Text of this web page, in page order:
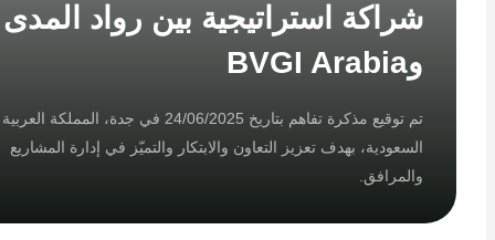
شراكة استراتيجية بين رواد المدى
تم توقيع مذكرة تفاهم بتاريخ 24/06/2025 في جدة، المملكة العربية
السعودية، بهدف تعزيز التعاون والابتكار والتميّز في إدارة المشاريع